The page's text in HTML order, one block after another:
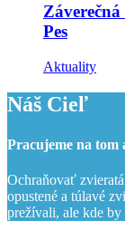
Pes
Aktuality
Náš Cieľ
Pracujeme na tom
Ochraňovať
opustené a túlavé
prežívali, ale kde